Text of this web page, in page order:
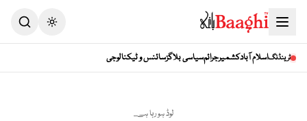
Toggle theme
ٹرینڈنگاسلام آبادکشمیرجرائمسیاسی بلاگزسائنس و ٹیکنالوجی
لوڈ ہو رہا ہے...